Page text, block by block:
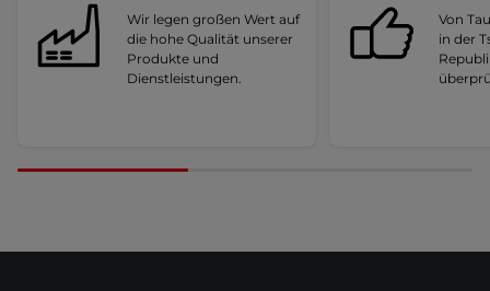
Wir legen großen Wert auf
die hohe Qualität unserer
Produkte und
Dienstleistungen.
Von
in der